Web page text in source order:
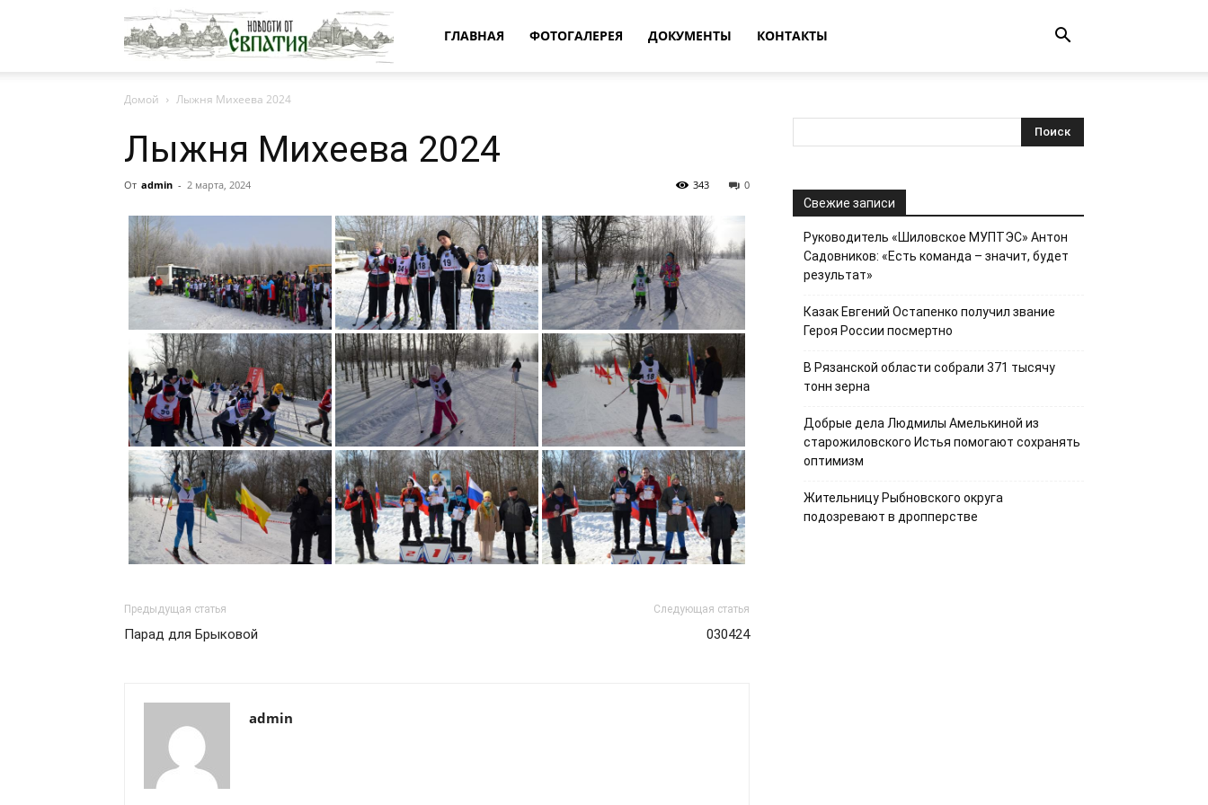
Новости ГЛАВНАЯ ФОТОГАЛЕРЕЯ ДОКУМЕНТЫ КОНТАКТЫ
Домой Лыжня Михеева 2024
Лыжня Михеева 2024
От admin - 2 марта, 2024 0
343
Предыдущая статья
Парад для Брыковой
Следующая статья
030424
admin
Свежие записи
Руководитель «Шиловское МУПТЭС» Антон
Садовников: «Есть команда – значит, будет
результат»
Казак Евгений Остапенко получил звание
Героя России посмертно
В Рязанской области собрали 371 тысячу
тонн зерна
Добрые дела Людмилы Амелькиной из
старожиловского Истья помогают сохранять
оптимизм
Жительницу Рыбновского округа
подозревают в дропперстве